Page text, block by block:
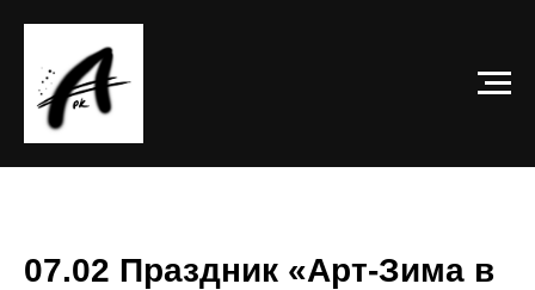
07.02 Праздник «Арт-Зима в